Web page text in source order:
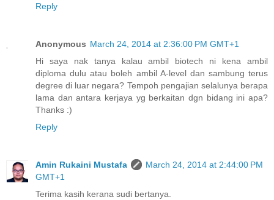
Reply
Anonymous March 24, 2014 at 2:36:00 PM GMT+1
Hi saya nak tanya kalau ambil biotech ni kena ambil
diploma dulu atau boleh ambil A-level dan sambung terus
degree di luar negara? Tempoh pengajian selalunya berapa
lama dan antara kerjaya yg berkaitan dgn bidang ini apa?
Thanks :)
Reply
Amin Rukaini Mustafa
March 24, 2014 at 2:44:00 PM
GMT+1
Terima kasih kerana sudi bertanya.